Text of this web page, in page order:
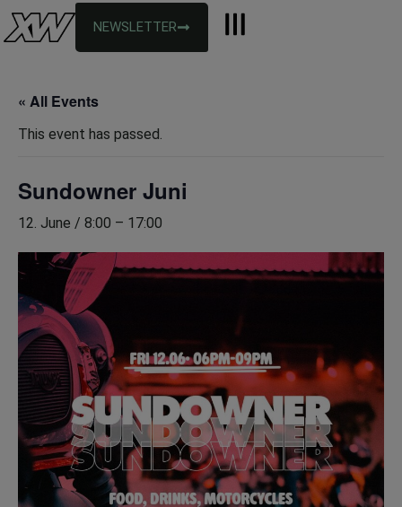
NEWSLETTER
« All Events
This event has passed.
Sundowner Juni
12. June / 8:00 – 17:00